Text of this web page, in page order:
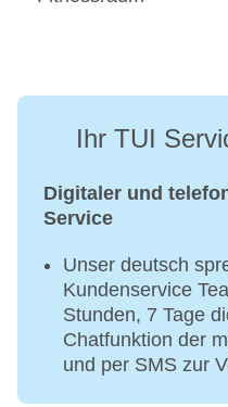
Ihr TUI
Digitaler und
Service
Unser deutsch
Kundenservice
Stunden, 7 Tage
Chatfunktion der
und per SMS zur